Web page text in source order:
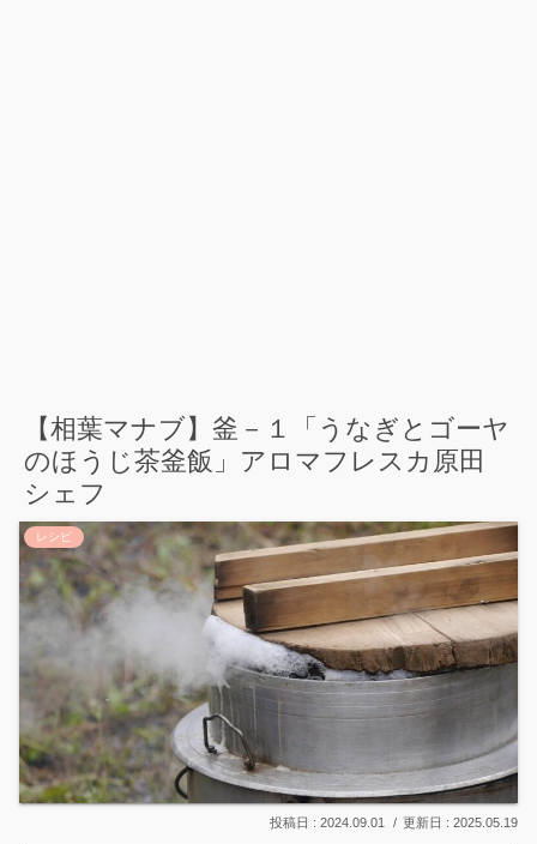
【相葉マナブ】釜－１「うなぎとゴーヤ
のほうじ茶釜飯」アロマフレスカ原田
シェフ
レシピ
2024.09.01 2025.05.19